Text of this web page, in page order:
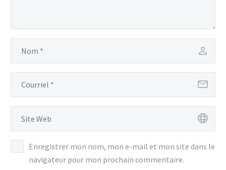
Enregistrer mon nom, mon e-mail et mon site dans le
navigateur pour mon prochain commentaire.